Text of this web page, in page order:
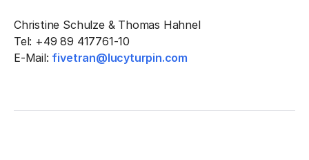
Christine Schulze & Thomas Hahnel
Tel: +49 89 417761-10
E-Mail: fivetran@lucyturpin.com